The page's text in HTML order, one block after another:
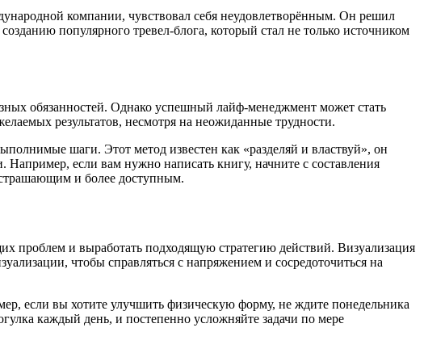
компании, чувствовал себя неудовлетворённым. Он решил
популярного тревел-блога, который стал не только источником
обязанностей. Однако успешный лайф-менеджмент может стать
результатов, несмотря на неожиданные трудности.
шаги. Этот метод известен как «разделяй и властвуй», он
если вам нужно написать книгу, начните с составления
и более доступным.
проблем и выработать подходящую стратегию действий. Визуализация
чтобы справляться с напряжением и сосредоточиться на
если вы хотите улучшить физическую форму, не ждите понедельника
каждый день, и постепенно усложняйте задачи по мере